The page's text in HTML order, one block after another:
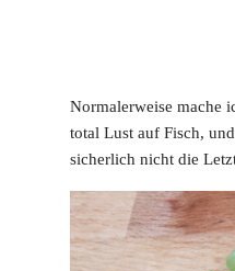
Normalerweise mache
total Lust auf Fisch,
sicherlich nicht die